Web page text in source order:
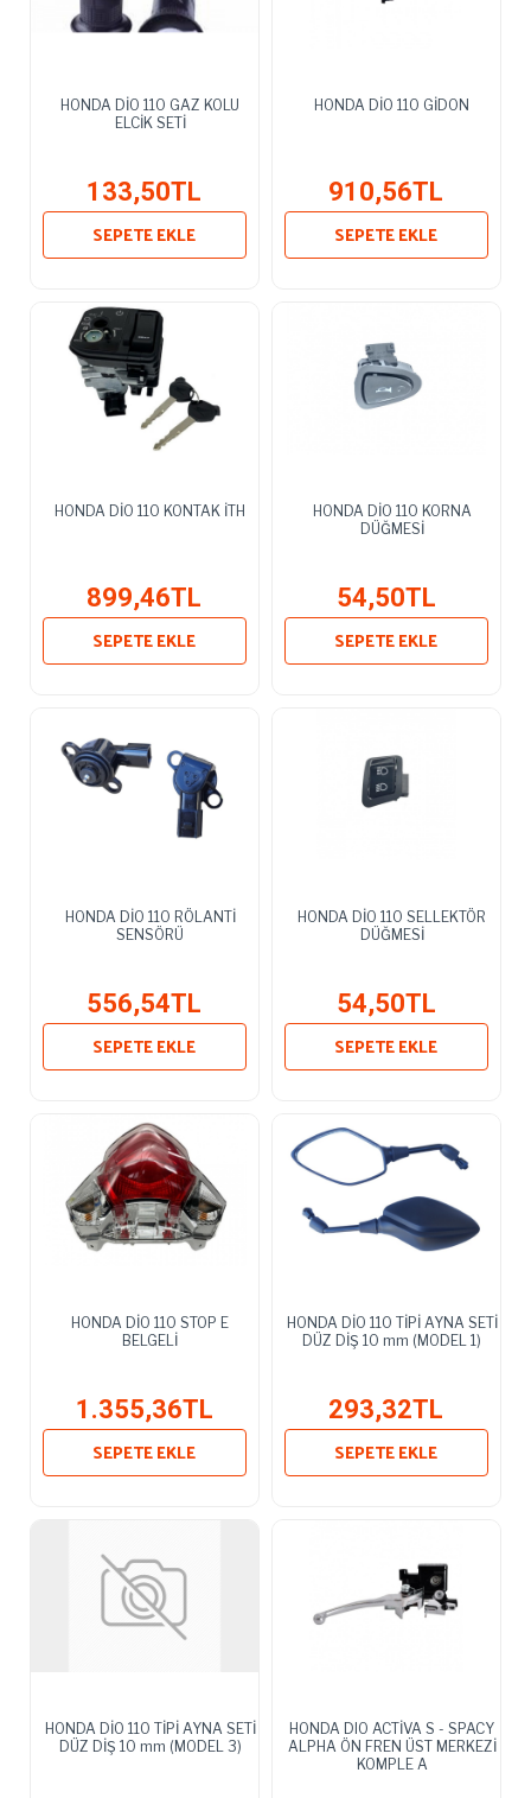
HONDA DİO 110 GAZ KOLU
ELCİK SETİ
133,50TL
SEPETE EKLE
HONDA DİO 110 GİDON
910,56TL
SEPETE EKLE
HONDA DİO 110 KONTAK İTH
899,46TL
SEPETE EKLE
HONDA DİO 110 KORNA
DÜĞMESİ
54,50TL
SEPETE EKLE
HONDA DİO 110 RÖLANTİ
SENSÖRÜ
556,54TL
SEPETE EKLE
HONDA DİO 110 SELLEKTÖR
DÜĞMESİ
54,50TL
SEPETE EKLE
HONDA DİO 110 STOP E
BELGELİ
1.355,36TL
SEPETE EKLE
HONDA DİO 110 TİPİ AYNA SETİ
DÜZ DİŞ 10 mm (MODEL 1)
293,32TL
SEPETE EKLE
HONDA DİO 110 TİPİ AYNA SETİ
DÜZ DİŞ 10 mm (MODEL 3)
HONDA DIO ACTİVA S - SPACY
ALPHA ÖN FREN ÜST MERKEZİ
KOMPLE A